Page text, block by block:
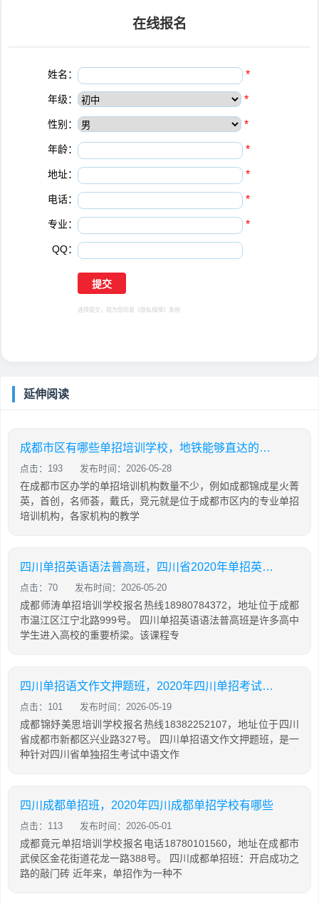
在线报名
姓名： *
年级： *
性别： *
年龄： *
地址： *
电话： *
专业： *
QQ：
选择提交，视为您同意 《隐私保障》 条例
延伸阅读
成都市区有哪些单招培训学校，地铁能够直达的机构有哪些
点击：193 发布时间：2026-05-28
在成都市区办学的单招培训机构数量不少，例如成都锦成星火菁
英，首创，名师荟，戴氏，竞元就是位于成都市区内的专业单招
培训机构，各家机构的教学
四川单招英语语法普高班，四川省2020年单招英语普高试题及答案
点击：70 发布时间：2026-05-20
成都师涛单招培训学校报名热线18980784372，地址位于成都
市温江区江宁北路999号。 四川单招英语语法普高班是许多高中
学生进入高校的重要桥梁。该课程专
四川单招语文作文押题班，2020年四川单招考试语文作文
点击：101 发布时间：2026-05-19
成都锦妤美思培训学校报名热线18382252107，地址位于四川
省成都市新都区兴业路327号。 四川单招语文作文押题班，是一
种针对四川省单独招生考试中语文作
四川成都单招班，2020年四川成都单招学校有哪些
点击：113 发布时间：2026-05-01
成都竟元单招培训学校报名电话18780101560，地址在成都市
武侯区金花街道花龙一路388号。 四川成都单招班：开启成功之
路的敲门砖 近年来，单招作为一种不